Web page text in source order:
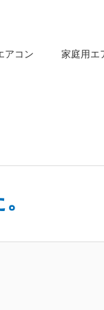
アコン 家庭用エ